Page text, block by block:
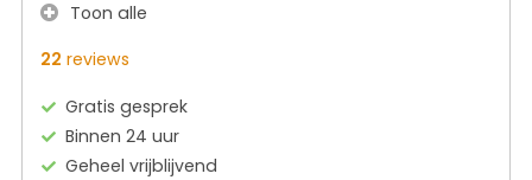
Toon alle
22 reviews
Gratis gesprek
Binnen 24 uur
Geheel vrijblijvend